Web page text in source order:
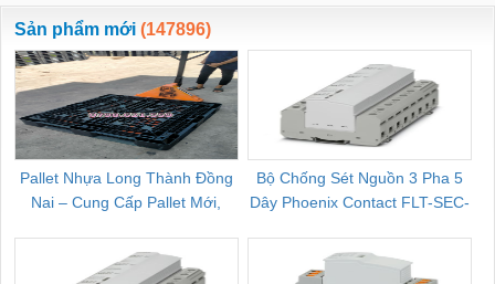
ewara
CHUA CHAY
Sản phẩm mới (147896)
Pallet Nhựa Long Thành Đồng
Nai – Cung Cấp Pallet Mới,
Bộ Chống Sét Nguồn 3 Pha 5
Dây Phoenix Contact FLT-SEC-